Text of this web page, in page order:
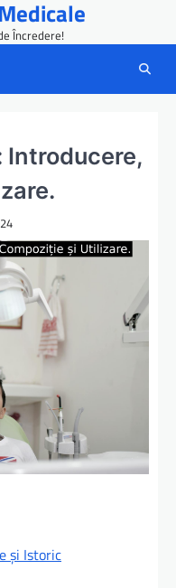
Încredere!
Introducere,
și Istoric